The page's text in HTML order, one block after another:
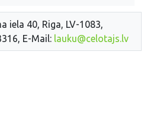
iela 40, Riga, LV-1083,
E-Mail: lauku@celotajs.lv